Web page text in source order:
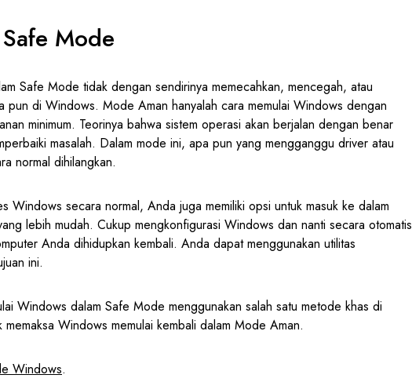
Mode
Safe Mode tidak dengan sendirinya memecahkan, mencegah, atau
pun di Windows. Mode Aman hanyalah cara memulai Windows dengan
minimum. Teorinya bahwa sistem operasi akan berjalan dengan benar
masalah. Dalam mode ini, apa pun yang mengganggu driver atau
normal dihilangkan.
Windows secara normal, Anda juga memiliki opsi untuk masuk ke dalam
lebih mudah. Cukup mengkonfigurasi Windows dan nanti secara otomatis
Anda dihidupkan kembali. Anda dapat menggunakan utilitas
ini.
Windows dalam Safe Mode menggunakan salah satu metode khas di
Windows memulai kembali dalam Mode Aman.
Windows.